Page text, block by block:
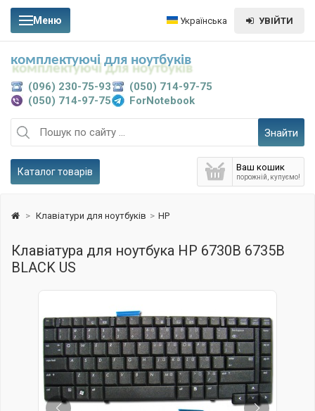
Меню Українська УВІЙТИ
Знайти
Ваш кошик
порожній, купуємо!
Каталог товарів
(096) 230-75-93
(050) 714-97-75
(050) 714-97-75
ForNotebook
комплектуючі для ноутбуків
> Клавіатури для ноутбуків > HP
Клавіатура для ноутбука HP 6730B 6735B
BLACK US